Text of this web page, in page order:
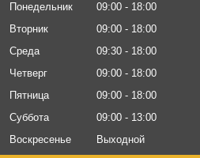
Понедельник 09:00
18:00
Вторник
09:00
18:00
Среда
09:30
18:00
Четверг
09:00
18:00
Пятница
09:00
18:00
Суббота
09:00
13:00
Воскресенье
Выходной